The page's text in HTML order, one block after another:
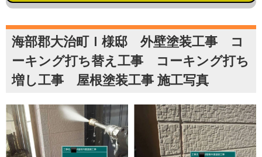
海部郡大治町Ｉ様邸 外壁塗装工事 コ
ーキング打ち替え工事 コーキング打ち
増し工事 屋根塗装工事 施工写真